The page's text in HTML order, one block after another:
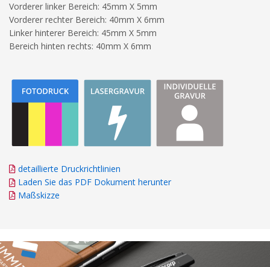
Vorderer linker Bereich: 45mm X 5mm
Vorderer rechter Bereich: 40mm X 6mm
Linker hinterer Bereich: 45mm X 5mm
Bereich hinten rechts: 40mm X 6mm
detaillierte Druckrichtlinien
Laden Sie das PDF Dokument herunter
Maßskizze